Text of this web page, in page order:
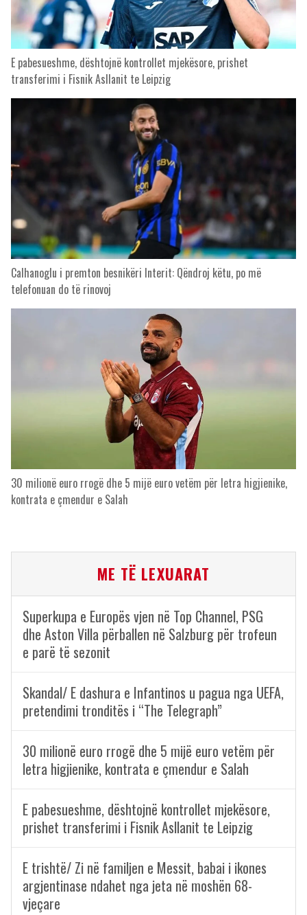
E pabesueshme, dështojnë kontrollet mjekësore, prishet
transferimi i Fisnik Asllanit te Leipzig
Calhanoglu i premton besnikëri Interit: Qëndroj këtu, po më
telefonuan do të rinovoj
30 milionë euro rrogë dhe 5 mijë euro vetëm për letra higjienike,
kontrata e çmendur e Salah
ME TË LEXUARAT
Superkupa e Europës vjen në Top Channel, PSG
dhe Aston Villa përballen në Salzburg për trofeun
e parë të sezonit
Skandal/ E dashura e Infantinos u pagua nga UEFA,
pretendimi tronditës i “The Telegraph”
30 milionë euro rrogë dhe 5 mijë euro vetëm për
letra higjienike, kontrata e çmendur e Salah
E pabesueshme, dështojnë kontrollet mjekësore,
prishet transferimi i Fisnik Asllanit te Leipzig
E trishtë/ Zi në familjen e Messit, babai i ikones
argjentinase ndahet nga jeta në moshën 68-
vjeçare